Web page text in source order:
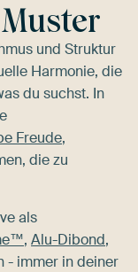
und Struktur
Harmonie, die
du suchst. In
Freude,
die zu
als
, Alu-Dibond,
- immer in deiner